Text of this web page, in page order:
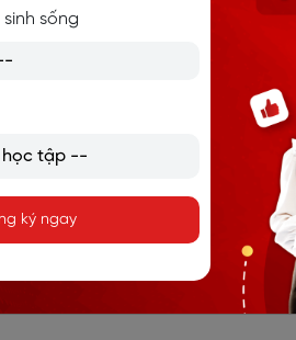
tại IDP & BC mới nhất
Part 1 topic
your vacation?
time to relax and recharge. If I
new cafés. But if I have a few
fresh air. It helps me escape
sống
ký ngay